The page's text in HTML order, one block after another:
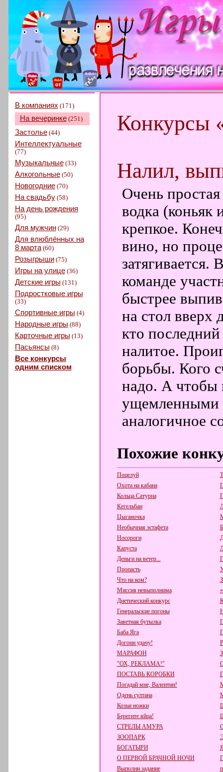
В компаниях (171)
На вечеринке(251)
Застолье(44)
Интеллектуальные
(77)
Музыкальные(33)
Алкогольные(50)
Новогодние(70)
На свадьбу(58)
На день рождения
(95)
Для мужчин(29)
Для влюблённых на
8 марта(60)
Розыгрыши(75)
Игры на улице(36)
Детские игры (131)
Подростковые игры
(33)
Спортивные игры (4)
Народные игры (88)
Карточные игры (13)
Пасьянсы (8)
Все конкурсы
одним списком
Конкурсы
Налил,
Очень
водка (коньяк
крепкое.
вино, но
затягивается.
команде
быстрее
на стол вверх
кто
налитое.
борьбы. Кого
надо. А чтобы
ущемленными
аналогичное
Похожие
Поцелуй
Охота на кабана
Кольца Сатурна
Кегельбан
Цыганочка
Необычная эстафета
Носороги
Капуста
Деньги на ветер...
Пропасть
Что на ком?
Миссия невыполнима
Диетический конкурс
Генеральские погоны
Заветная бутылка
Баба Яга
Догони удачу!
МАРАФОН
"ОХ, РЕКЛАМА!"
ПОСТАВЬ КОРОБКИ
Погадай мне, Валентин!
Одень султана
Козьи ножки
Берегите яйца!
СТРЕЛЫ АМУРА
ЗООПАРК
БОГАТЫРИ
О ПЕРВОЙ БРАЧНОЙ НОЧИ
Выполни задание